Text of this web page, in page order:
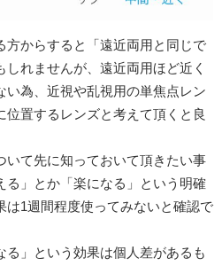
方からすると「遠近両用と同じで
れませんが、遠近両用ほど近く
い為、近視や乱視用の単焦点レン
位置するレンズと考えて頂くと良
いて先に知っておいて頂きたい事
る」とか「楽になる」という明確
は1週間程度使ってみないと確認で
る」という効果は個人差があるも